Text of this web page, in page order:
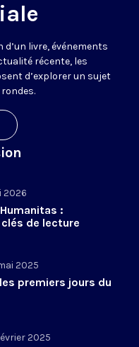
livre, événements
récente, les
d’explorer un sujet
2026
:
de lecture
2025
premiers jours du
2025